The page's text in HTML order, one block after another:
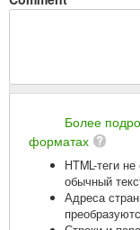
Более
форматах
HTML-теги
обычный
Адреса